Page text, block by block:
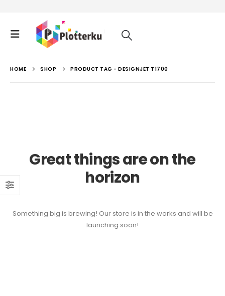
HOME SHOP PRODUCT TAG - DESIGNJET T1700
Great things are on the
horizon
Something big is brewing! Our store is in the works and will be
launching soon!